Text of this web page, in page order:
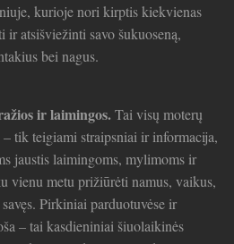
kurioje nori kirptis kiekvienas
atsišviežinti savo šukuoseną,
bei nagus.
ir laimingos.Tai visų moterų
tik teigiami straipsniai ir informacija,
jaustis laimingoms, mylimoms ir
vienu metu prižiūrėti namus, vaikus,
Pirkiniai parduotuvėse ir
– tai kasdieniniai šiuolaikinės